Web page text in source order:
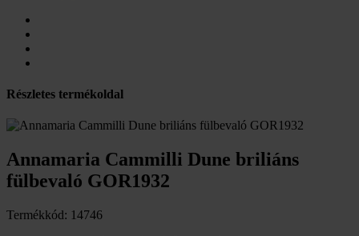
Részletes termékoldal
Annamaria Cammilli Dune briliáns
fülbevaló GOR1932
Termékkód: 14746